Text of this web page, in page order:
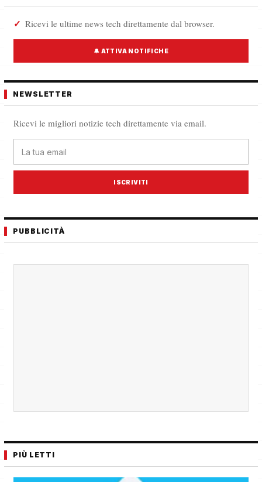
Ricevi le ultime news tech direttamente dal browser.
🔔 ATTIVA NOTIFICHE
NEWSLETTER
Ricevi le migliori notizie tech direttamente via email.
ISCRIVITI
PUBBLICITÀ
PIÙ LETTI